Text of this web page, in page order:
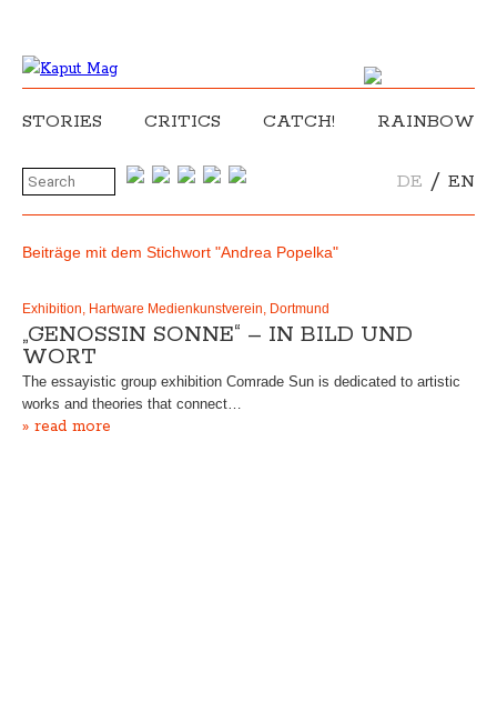
STORIES CRITICS CATCH! RAINBOW
DE / EN
Beiträge mit dem Stichwort "Andrea Popelka"
Exhibition, Hartware Medienkunstverein, Dortmund
„GENOSSIN SONNE“ – IN BILD UND
WORT
The essayistic group exhibition Comrade Sun is dedicated to artistic
works and theories that connect…
» read more